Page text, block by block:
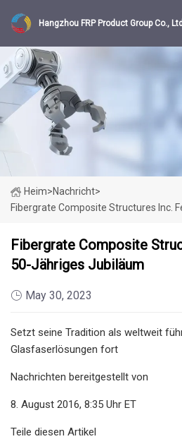
Hangzhou FRP Product Group Co., Ltd
Heim>Nachricht>
Fibergrate Composite Structures Inc.
Fibergrate Composite
50-Jähriges Jubiläum
May 30, 2023
Setzt seine Tradition als weltweit
Glasfaserlösungen fort
Nachrichten bereitgestellt von
8. August 2016, 8:35 Uhr ET
Teile diesen Artikel